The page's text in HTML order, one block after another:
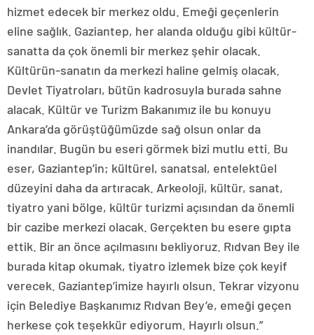
hizmet edecek bir merkez oldu. Emeği geçenlerin
eline sağlık. Gaziantep, her alanda olduğu gibi kültür-
sanatta da çok önemli bir merkez şehir olacak.
Kültürün-sanatın da merkezi haline gelmiş olacak.
Devlet Tiyatroları, bütün kadrosuyla burada sahne
alacak. Kültür ve Turizm Bakanımız ile bu konuyu
Ankara’da görüştüğümüzde sağ olsun onlar da
inandılar. Bugün bu eseri görmek bizi mutlu etti. Bu
eser, Gaziantep’in; kültürel, sanatsal, entelektüel
düzeyini daha da artıracak. Arkeoloji, kültür, sanat,
tiyatro yani bölge, kültür turizmi açısından da önemli
bir cazibe merkezi olacak. Gerçekten bu esere gıpta
ettik. Bir an önce açılmasını bekliyoruz. Rıdvan Bey ile
burada kitap okumak, tiyatro izlemek bize çok keyif
verecek. Gaziantep’imize hayırlı olsun. Tekrar vizyonu
için Belediye Başkanımız Rıdvan Bey’e, emeği geçen
herkese çok teşekkür ediyorum. Hayırlı olsun.”